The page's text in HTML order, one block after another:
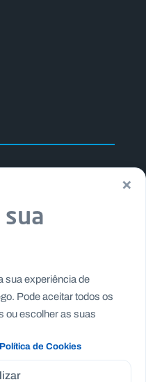
×
sua experiência de
Pode aceitar todos os
ou escolher as suas
Política de Cookies